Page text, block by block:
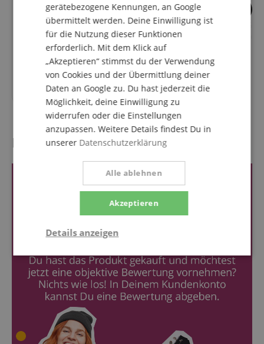
4
Kirstein Pedalboard-Case
67,90€
Rocktile DCL-05
Kundenbewertungen
gerätebezogene Kennungen, an Google
übermittelt werden. Deine Einwilligung ist
für die Nutzung dieser Funktionen
erforderlich. Mit dem Klick auf
„Akzeptieren“ stimmst du der Verwendung
von Cookies und der Übermittlung deiner
Daten an Google zu. Du hast jederzeit die
Möglichkeit, deine Einwilligung zu
widerrufen oder die Einstellungen
anzupassen. Weitere Details findest Du in
unserer Datenschutzerklärung
Akzeptieren
Alle ablehnen
Details anzeigen
Notwendig Statistik Marketing
Funktional